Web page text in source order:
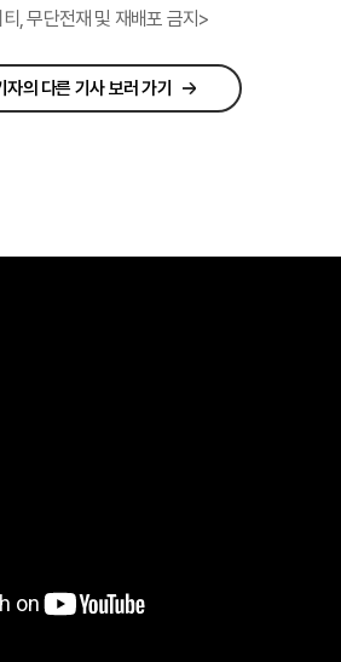
, 무단전재 및 재배포 금지>
자의 다른 기사 보러 가기